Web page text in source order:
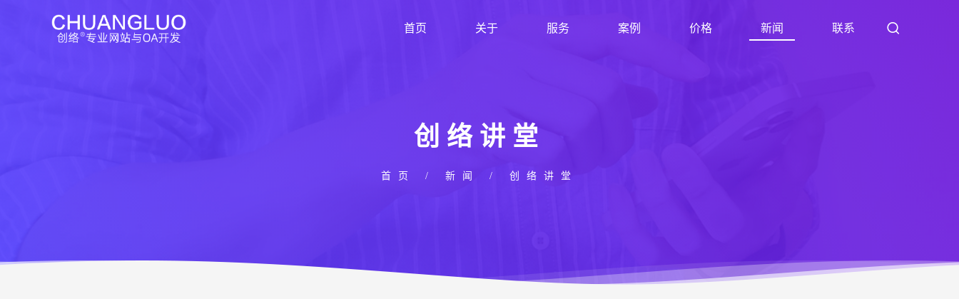
首页 关于 服务 案例 价格 新闻 联系
创络讲堂
首页 / 新闻 / 创络讲堂